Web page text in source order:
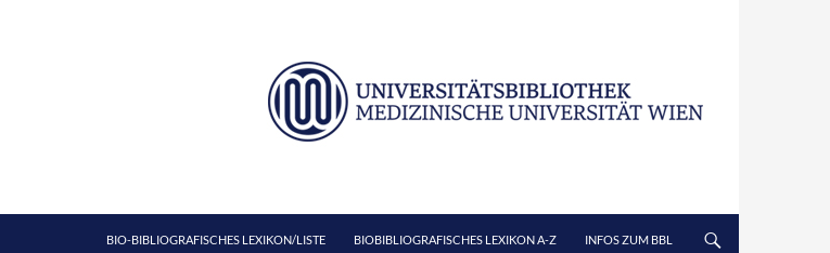
BIO-BIBLIOGRAFISCHES LEXIKON/LISTE
BIOBIBLIOGRAFISCHES LEXIKON A-Z INFOS ZUM BBL